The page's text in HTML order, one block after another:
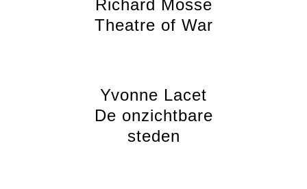
Richard Mosse
Theatre of War
Yvonne Lacet
De onzichtbare
steden